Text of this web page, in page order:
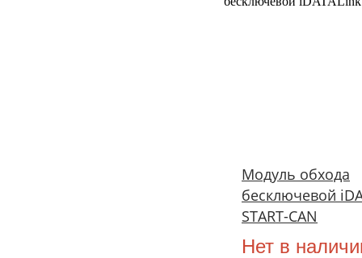
Модуль обхода
бесключевой
START-CAN
Нет в